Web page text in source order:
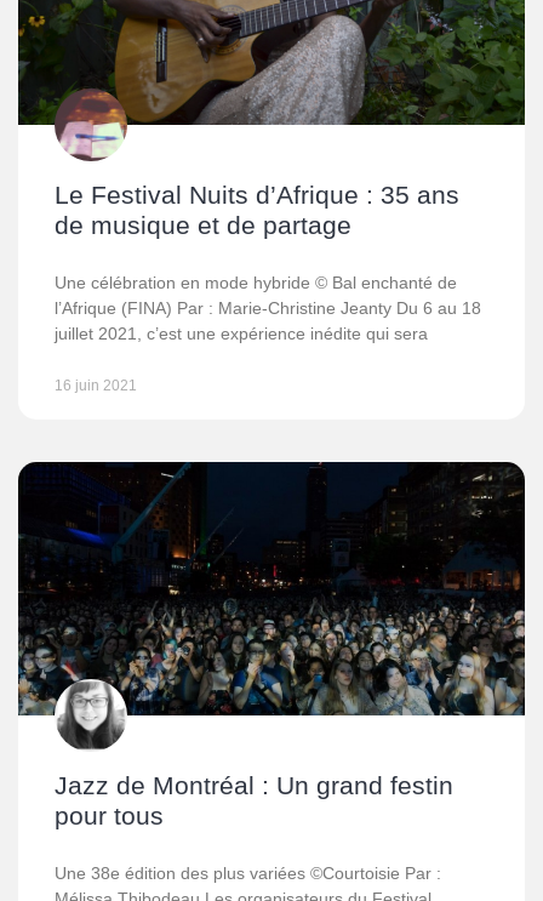
Le Festival Nuits d’Afrique : 35 ans
de musique et de partage
Une célébration en mode hybride © Bal enchanté de
l’Afrique (FINA) Par : Marie-Christine Jeanty Du 6 au 18
juillet 2021, c’est une expérience inédite qui sera
16 juin 2021
Jazz de Montréal : Un grand festin
pour tous
Une 38e édition des plus variées ©Courtoisie Par :